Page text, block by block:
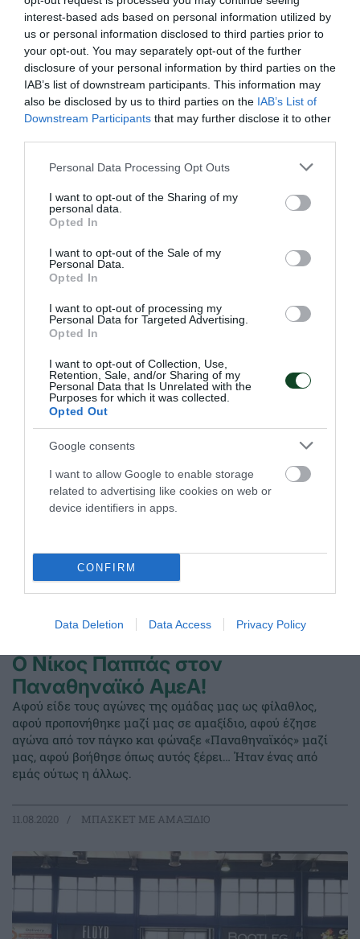
interest-based ads based on personal information utilized by
us or personal information disclosed to third parties prior to
your opt-out. You may separately opt-out of the further
disclosure of your personal information by third parties on the
IAB’s list of downstream participants. This information may
also be disclosed by us to third parties on the IAB’s List of
Downstream Participants that may further disclose it to other
Please note that this website/app uses one or more Google
not limited to your visit or usage behaviour. You may click to
grant or deny consent to Google and its third-party tags to
use your data for below specified purposes in below Google
consent section.
Personal Data Processing Opt Outs
I want to opt-out of the Sharing of my
personal data.
Opted In
I want to opt-out of the Sale of my
Personal Data.
Opted In
I want to opt-out of processing my
Personal Data for Targeted Advertising.
Opted In
I want to opt-out of Collection, Use,
Retention, Sale, and/or Sharing of my
Personal Data that Is Unrelated with the
Purposes for which it was collected.
Opted Out
Google consents
I want to allow Google to enable storage
related to advertising like cookies on web or
device identifiers in apps.
CONFIRM
Data Deletion Data Access Privacy Policy
«Πράσινος» ο Χριστόφορος και
στο μπάσκετ με αμαξίδιο!
Στην ομάδα της καρδιάς του, έπειτα από τέσσερα
επιτυχημένα χρόνια στον ΑΣΚΑ Ηρακλείου θα αγωνίζεται
ο Παναγιώτης Χριστόφορος και στο μπάσκετ με αμαξίδιο,
ενώ είχε ήδη δελτίο στο «τριφύλλι» για τα υπόλοιπα
αγωνίσματα της ΕΑΟΜ ΑμεΑ.
01.10.2020 ΜΠΑΣΚΕΤ ΜΕ ΑΜΑΞΙΔΙΟ
Ο Νίκος Παππάς στον
Παναθηναϊκό ΑμεΑ!
Αφού είδε τους αγώνες της ομάδας μας ως φίλαθλος,
αφού προπονήθηκε μαζί μας σε αμαξίδιο, αφού έζησε
αγώνα από τον πάγκο και φώναξε «Παναθηναϊκός» μαζί
μας, αφού βοήθησε όπως αυτός ξέρει… Ήταν ένας από
εμάς ούτως η άλλως.
11.08.2020 ΜΠΑΣΚΕΤ ΜΕ ΑΜΑΞΙΔΙΟ